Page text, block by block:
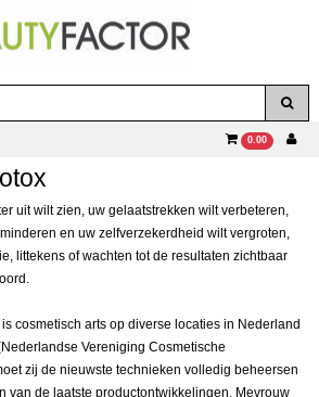
0.00
uit wilt zien, uw gelaatstrekken wilt verbeteren,
en uw zelfverzekerdheid wilt vergroten,
littekens of wachten tot de resultaten zichtbaar
cosmetisch arts op diverse locaties in Nederland
Vereniging Cosmetische
zij de nieuwste technieken volledig beheersen
van de laatste productontwikkelingen. Mevrouw